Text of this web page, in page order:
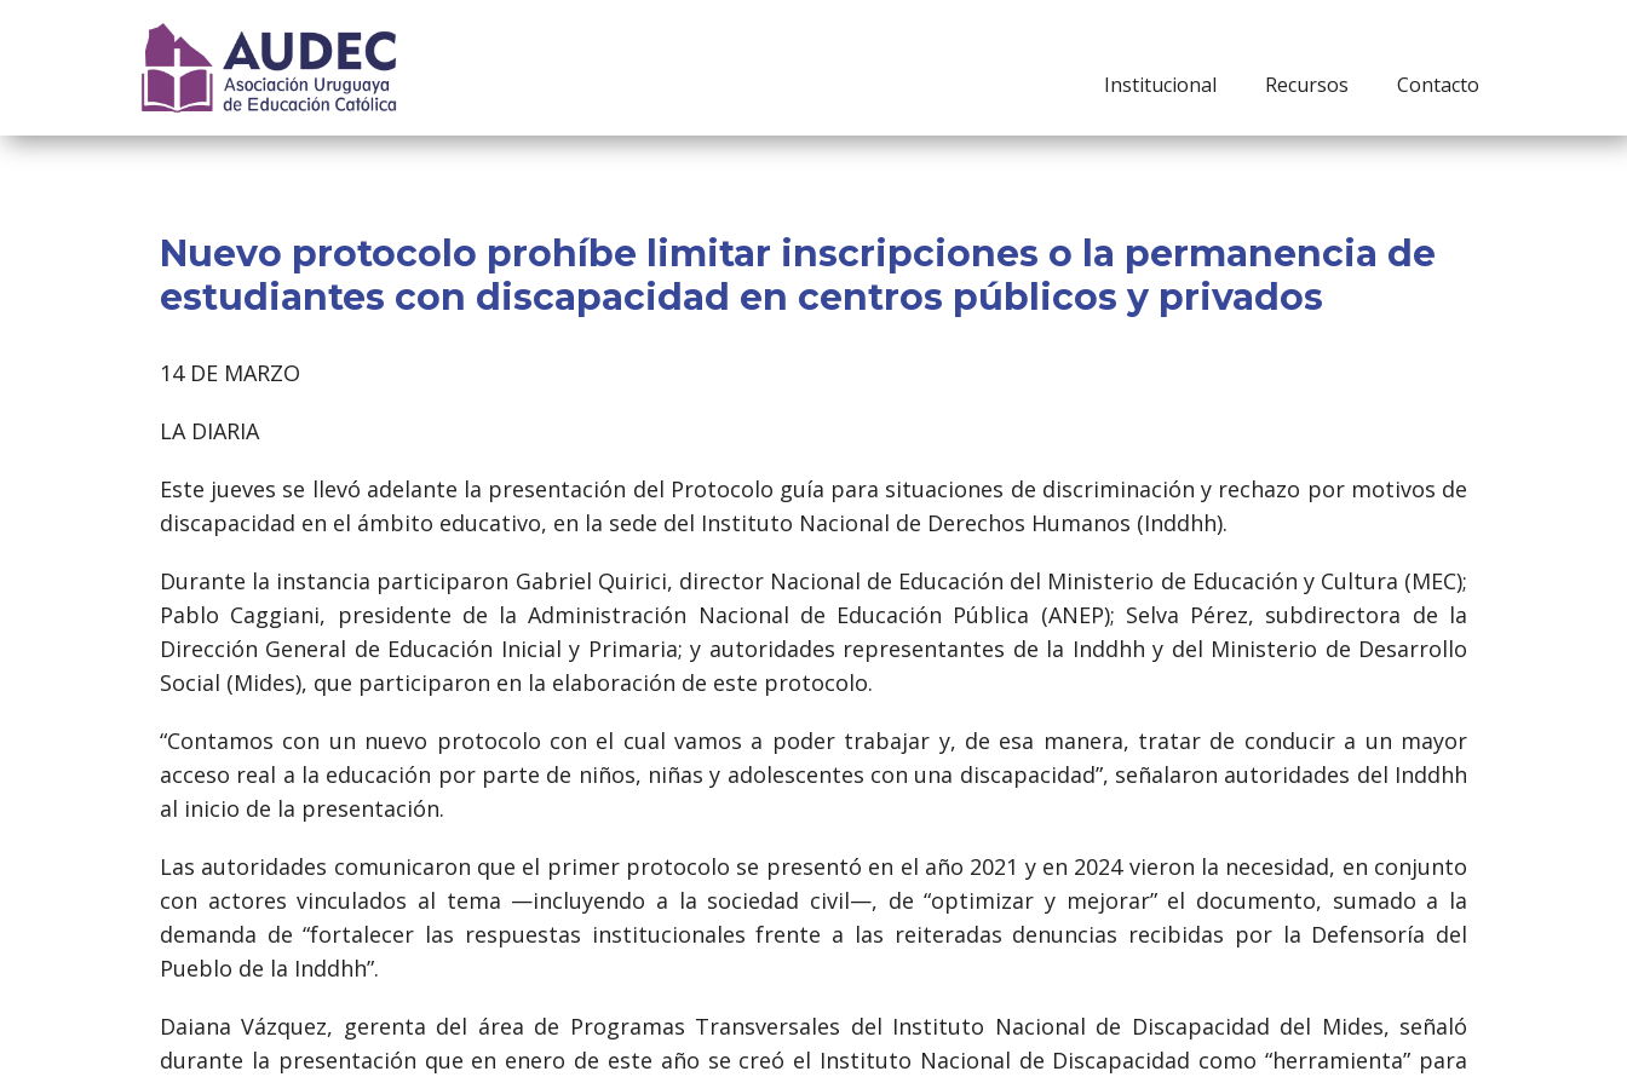
Institucional Recursos Contacto
Nuevo protocolo prohíbe limitar inscripciones o la permanencia de
estudiantes con discapacidad en centros públicos y privados
14 DE MARZO
LA DIARIA
Este jueves se llevó adelante la presentación del Protocolo guía para situaciones de discriminación y rechazo por motivos de
discapacidad en el ámbito educativo, en la sede del Instituto Nacional de Derechos Humanos (Inddhh).
Durante la instancia participaron Gabriel Quirici, director Nacional de Educación del Ministerio de Educación y Cultura (MEC);
Pablo Caggiani, presidente de la Administración Nacional de Educación Pública (ANEP); Selva Pérez, subdirectora de la
Dirección General de Educación Inicial y Primaria; y autoridades representantes de la Inddhh y del Ministerio de Desarrollo
Social (Mides), que participaron en la elaboración de este protocolo.
“Contamos con un nuevo protocolo con el cual vamos a poder trabajar y, de esa manera, tratar de conducir a un mayor
acceso real a la educación por parte de niños, niñas y adolescentes con una discapacidad”, señalaron autoridades del Inddhh
al inicio de la presentación.
Las autoridades comunicaron que el primer protocolo se presentó en el año 2021 y en 2024 vieron la necesidad, en conjunto
con actores vinculados al tema —incluyendo a la sociedad civil—, de “optimizar y mejorar” el documento, sumado a la
demanda de “fortalecer las respuestas institucionales frente a las reiteradas denuncias recibidas por la Defensoría del
Pueblo de la Inddhh”.
Daiana Vázquez, gerenta del área de Programas Transversales del Instituto Nacional de Discapacidad del Mides, señaló
durante la presentación que en enero de este año se creó el Instituto Nacional de Discapacidad como “herramienta” para